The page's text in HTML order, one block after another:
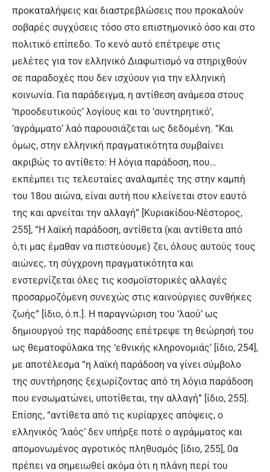
προκαταλήψεις και διαστρεβλώσεις που προκαλούν
σοβαρές συγχύσεις τόσο στο επιστημονικό όσο και στο
πολιτικό επίπεδο. Το κενό αυτό επέτρεψε στις
μελέτες για τον ελληνικό Διαφωτισμό να στηριχθούν
σε παραδοχές που δεν ισχύουν για την ελληνική
κοινωνία. Για παράδειγμα, η αντίθεση ανάμεσα στους
‘προοδευτικούς’ λογίους και το ‘συντηρητικό’,
‘αγράμματο’ λαό παρουσιάζεται ως δεδομένη. “Και
όμως, στην ελληνική πραγματικότητα συμβαίνει
ακριβώς το αντίθετο: Η λόγια παράδοση, που…
εκπέμπει τις τελευταίες αναλαμπές της στην καμπή
του 18ου αιώνα, είναι αυτή που κλείνεται στον εαυτό
της και αρνείται την αλλαγή” [Κυριακίδου-Νέστορος,
255], “Η λαϊκή παράδοση, αντίθετα (και αντίθετα από
ό,τι μας έμαθαν να πιστεύουμε) ζει, όλους αυτούς τους
αιώνες, τη σύγχρονη πραγματικότητα και
ενστερνίζεται όλες τις κοσμοϊστορικές αλλαγές
προσαρμοζόμενη συνεχώς στις καινούργιες συνθήκες
ζωής” [ίδιο, ό.π.]. Η παραγνώριση του ‘λαού’ ως
δημιουργού της παράδοσης επέτρεψε τη θεώρησή του
ως θεματοφύλακα της ‘εθνικής κληρονομιάς’ [ίδιο, 254],
με αποτέλεσμα “η λαϊκή παράδοση να γίνει σύμβολο
της συντήρησης ξεχωρίζοντας από τη λόγια παράδοση
που ενσωματώνει, υποτίθεται, την αλλαγή” [ίδιο, 255].
Επίσης, “αντίθετα από τις κυρίαρχες απόψεις, ο
ελληνικός ‘λαός’ δεν υπήρξε ποτέ ο αγράμματος και
απομονωμένος αγροτικός πληθυσμός [ίδιο, 255], 0α
πρέπει να σημειωθεί ακόμα ότι η πλάνη περί του